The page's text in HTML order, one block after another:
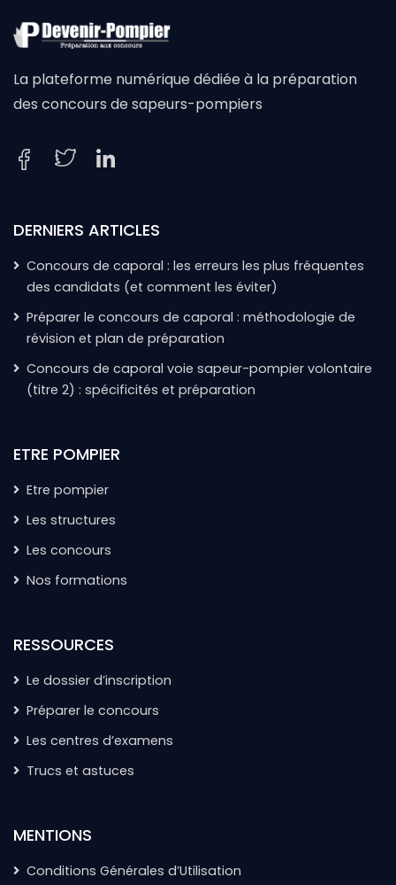
La plateforme numérique dédiée à la préparation
des concours de sapeurs-pompiers
DERNIERS ARTICLES
Concours de caporal : les erreurs les plus fréquentes
des candidats (et comment les éviter)
Préparer le concours de caporal : méthodologie de
révision et plan de préparation
Concours de caporal voie sapeur-pompier volontaire
(titre 2) : spécificités et préparation
ETRE POMPIER
Etre pompier
Les structures
Les concours
Nos formations
RESSOURCES
Le dossier d’inscription
Préparer le concours
Les centres d’examens
Trucs et astuces
MENTIONS
Conditions Générales d’Utilisation